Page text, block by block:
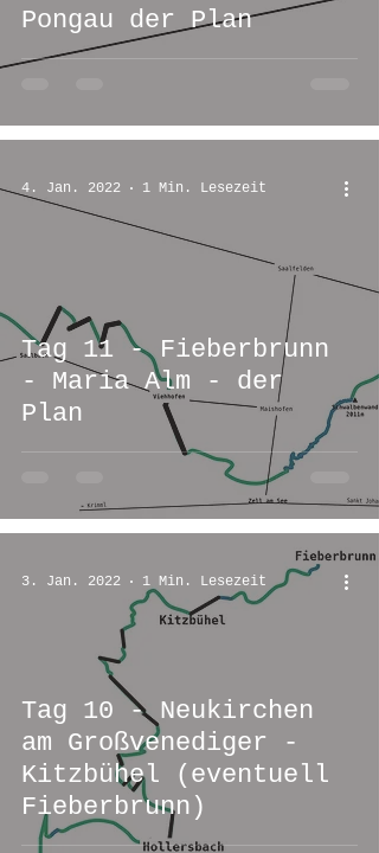
Pongau der Plan
Tag 11 - Fieberbrunn
- Maria Alm - der
Plan
4. Jan. 2022 1 Min. Lesezeit
Tag 10 - Neukirchen
am Großvenediger -
Kitzbühel (eventuell
Fieberbrunn)
3. Jan. 2022 1 Min. Lesezeit